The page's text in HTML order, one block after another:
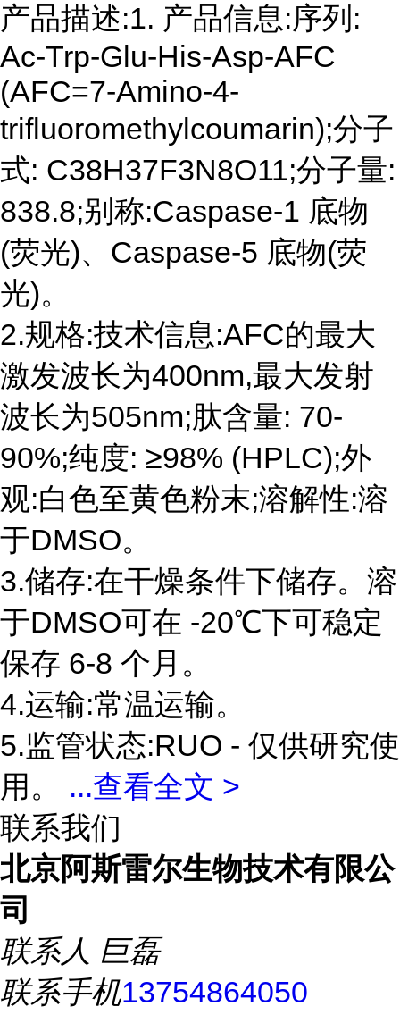
产品描述:1. 产品信息:序列:
Ac-Trp-Glu-His-Asp-AFC
(AFC=7-Amino-4-
trifluoromethylcoumarin);分子
式: C38H37F3N8O11;分子量:
838.8;别称:Caspase-1 底物
(荧光)、Caspase-5 底物(荧
光)。
2.规格:技术信息:AFC的最大
激发波长为400nm,最大发射
波长为505nm;肽含量: 70-
90%;纯度: ≥98% (HPLC);外
观:白色至黄色粉末;溶解性:溶
于DMSO。
3.储存:在干燥条件下储存。溶
于DMSO可在 -20℃下可稳定
保存 6-8 个月。
4.运输:常温运输。
5.监管状态:RUO - 仅供研究使
用。 ...查看全文 >
联系我们
北京阿斯雷尔生物技术有限公
司
联系人 巨磊
联系手机13754864050